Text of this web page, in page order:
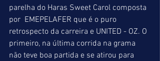
parelha do Haras Sweet Carol composta
por  EMEPELAFER que é o puro
retrospecto da carreira e UNITED - OZ. O
primeiro, na última corrida na grama
não teve boa partida e se atirou para